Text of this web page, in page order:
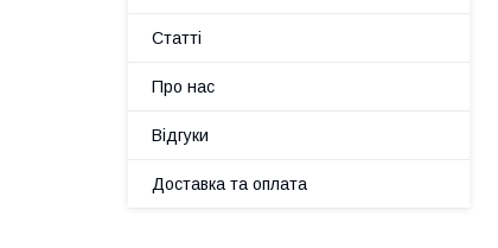
Статті
Про нас
Відгуки
Доставка та оплата